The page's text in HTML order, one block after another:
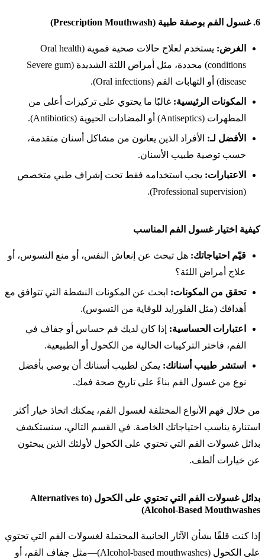
6. غسول الفم بوصفة طبية (Prescription Mouthwash)
الغرض:
يستخدم لعلاج حالات صحية فموية (Oral health
conditions) محددة، مثل أمراض اللثة الشديدة (Severe gum
disease) أو التهابات الفم (Oral infections).
المكونات الرئيسية: غالبًا ما يحتوي على تركيزات أعلى من
المطهرات (Antiseptics) أو المضادات الحيوية (Antibiotics).
الأفضل لـ: الأفراد الذين يعانون من مشاكل أسنان متقدمة،
حسب توصية طبيب الأسنان.
الاعتبارات: يجب استخدامه فقط تحت إشراف طبي متخصص
(Professional supervision).
كيفية اختيار غسول الفم المناسب
قيّم احتياجاتك: هل تبحث عن إنعاش النفس، أو منع التسوس، أو
علاج أمراض اللثة؟
تحقق من المكونات: ابحث عن المكونات النشطة التي تتوافق مع
أهدافك (مثل الفلورايد للوقاية من التسوس).
اعتبارات الحساسية: إذا كان لديك فم حساس أو جفاف في
الفم، فاختر التركيبات الخالية من الكحول أو الطبيعية.
استشر طبيب أسنانك: يمكن لطبيب أسنانك أن يوصي بأفضل
نوع من غسول الفم بناءً على تاريخ صحة فمك.
من خلال فهم الأنواع المختلفة لغسول الفم، يمكنك اتخاذ خيار أكثر
استنارة يناسب احتياجاتك الخاصة. في القسم التالي، سنستكشف
بدائل غسولات الفم التي تحتوي على الكحول لأولئك الذين يبحثون
عن خيارات ألطف.
بدائل غسولات الفم التي تحتوي على الكحول (Alternatives to
Alcohol-Based Mouthwashes)
إذا كنت قلقًا بشأن الآثار الجانبية المحتملة لغسولات الفم التي تحتوي
على الكحول (Alcohol-based mouthwashes)—مثل جفاف الفم، أو